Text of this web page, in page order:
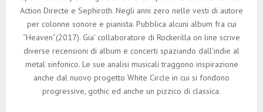
Action Directe e Sephiroth. Negli anni zero nelle vesti di autore
per colonne sonore e pianista. Pubblica alcuni album fra cui
“Heaven”(2017). Gia' collaboratore di Rockerilla on line scrive
diverse recensioni di album e concerti spaziando dall’indie al
metal sinfonico. Le sue analisi musicali traggono inspirazione
anche dal nuovo progetto White Circle in cui si fondono
progressive, gothic ed anche un pizzico di classica.